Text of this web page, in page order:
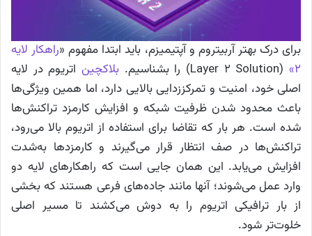
برای درک بهتر آربیتروم و آپتیمیزم، باید ابتدا مفهوم «راهکار لایه
۲»
(Layer 2 Solution) را بشناسیم. بلاکچین اتریوم در لایه
اصلی خود، امنیت و تمرکززدایی بالایی دارد، اما همین ویژگی‌ها
باعث محدود شدن ظرفیت شبکه و افزایش کارمزد تراکنش‌ها
شده است. هر بار که تقاضا برای استفاده از اتریوم بالا می‌رود،
تراکنش‌ها در صف انتظار قرار می‌گیرند و کارمزدها به‌شدت
افزایش می‌یابد. این همان جایی است که راهکارهای لایه دو
وارد عمل می‌شوند؛ آنها مانند جاده‌های فرعی هستند که بخشی
از بار ترافیکی اتریوم را به دوش می‌کشند تا مسیر اصلی
خلوت‌تر شود.